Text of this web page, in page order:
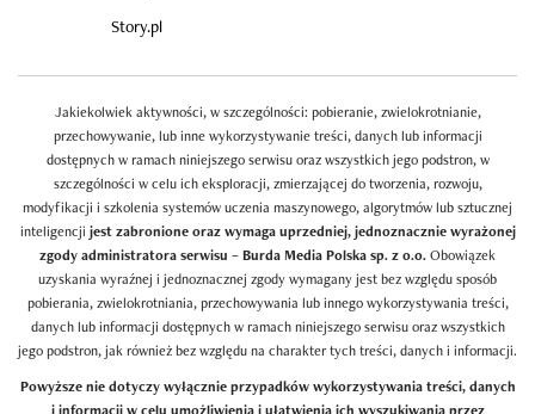
Story.pl
Jakiekolwiek aktywności, w szczególności: pobieranie, zwielokrotnianie,
przechowywanie, lub inne wykorzystywanie treści, danych lub informacji
dostępnych w ramach niniejszego serwisu oraz wszystkich jego podstron, w
szczególności w celu ich eksploracji, zmierzającej do tworzenia, rozwoju,
modyfikacji i szkolenia systemów uczenia maszynowego, algorytmów lub sztucznej
inteligencji jest zabronione oraz wymaga uprzedniej, jednoznacznie wyrażonej
zgody administratora serwisu – Burda Media Polska sp. z o.o.Obowiązek
uzyskania wyraźnej i jednoznacznej zgody wymagany jest bez względu sposób
pobierania, zwielokrotniania, przechowywania lub innego wykorzystywania treści,
danych lub informacji dostępnych w ramach niniejszego serwisu oraz wszystkich
jego podstron, jak również bez względu na charakter tych treści, danych i informacji.
Powyższe nie dotyczy wyłącznie przypadków wykorzystywania treści, danych
i informacji w celu umożliwienia i ułatwienia ich wyszukiwania przez